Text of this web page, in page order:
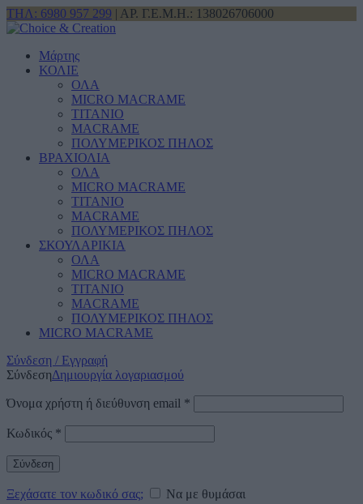
ΤΗΛ: 6980 957 299 | ΑΡ. Γ.Ε.Μ.Η.: 138026706000
Μάρτης
ΚΟΛΙΕ
ΟΛΑ
MICRO MACRAME
ΤΙΤΑΝΙΟ
MACRAME
ΠΟΛΥΜΕΡΙΚΟΣ ΠΗΛΟΣ
ΒΡΑΧΙΟΛΙΑ
ΟΛΑ
MICRO MACRAME
ΤΙΤΑΝΙΟ
MACRAME
ΠΟΛΥΜΕΡΙΚΟΣ ΠΗΛΟΣ
ΣΚΟΥΛΑΡΙΚΙΑ
ΟΛΑ
MICRO MACRAME
ΤΙΤΑΝΙΟ
MACRAME
ΠΟΛΥΜΕΡΙΚΟΣ ΠΗΛΟΣ
MICRO MACRAME
Σύνδεση / Εγγραφή
ΣύνδεσηΔημιουργία λογαριασμού
Όνομα χρήστη ή διεύθυνση email *
Κωδικός *
Σύνδεση
Ξεχάσατε τον κωδικό σας;
Να με θυμάσαι